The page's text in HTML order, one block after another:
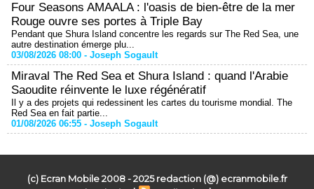
Four Seasons AMAALA : l'oasis de bien-être de la mer
Rouge ouvre ses portes à Triple Bay
Pendant que Shura Island concentre les regards sur The Red Sea, une
autre destination émerge plu...
03/08/2026 08:00 - Joseph Sogault
Miraval The Red Sea et Shura Island : quand l'Arabie
Saoudite réinvente le luxe régénératif
Il y a des projets qui redessinent les cartes du tourisme mondial. The
Red Sea en fait partie...
01/08/2026 06:55 - Joseph Sogault
(c) Ecran Mobile 2008 - 2025 redaction (@) ecranmobile.fr